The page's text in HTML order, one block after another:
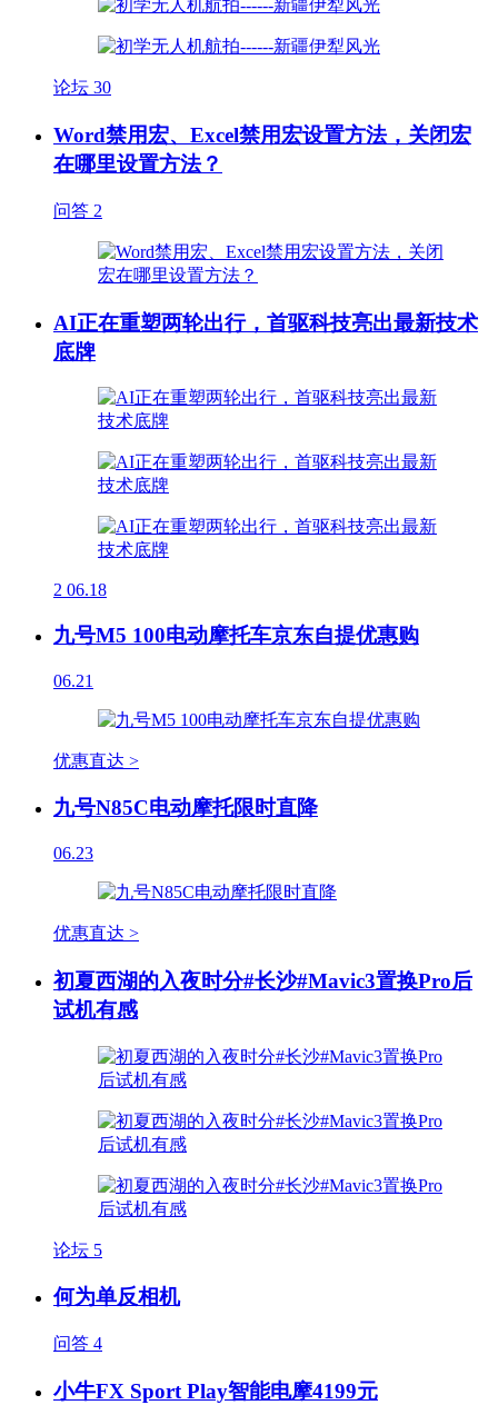
论坛 30
Word禁用宏、Excel禁用宏设置方法，关闭宏
在哪里设置方法？
问答 2
AI正在重塑两轮出行，首驱科技亮出最新技术
底牌
2 06.18
九号M5 100电动摩托车京东自提优惠购
06.21
优惠直达 >
九号N85C电动摩托限时直降
06.23
优惠直达 >
初夏西湖的入夜时分#长沙#Mavic3置换Pro后
试机有感
论坛 5
何为单反相机
问答 4
小牛FX Sport Play智能电摩4199元